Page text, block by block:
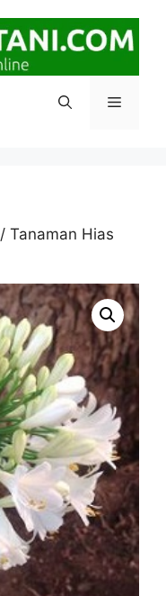
Menu
/ Tanaman Hias